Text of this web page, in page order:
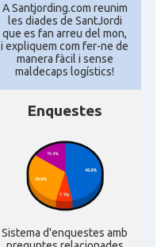
A Santjording.com reunim
les diades de SantJordi
que es fan arreu del mon,
i expliquem com fer-ne de
manera fàcil i sense
maldecaps logí­stics!
Enquestes
Sistema d'enquestes amb